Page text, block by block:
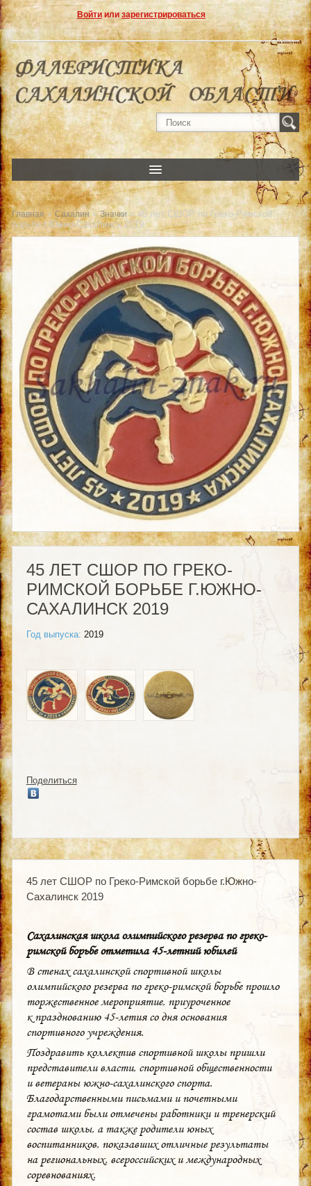
Войтиили зарегистрироваться
Главная » Сахалин»Значки » 45 лет СШОР по Греко-Римской
борьбе г.Южно-Сахалинск 2019
45 ЛЕТ СШОР ПО ГРЕКО-
РИМСКОЙ БОРЬБЕ Г.ЮЖНО-
САХАЛИНСК 2019
Год выпуска: 2019
Поделиться
45 лет СШОР по Греко-Римской борьбе г.Южно-
Сахалинск 2019
Сахалинская школа олимпийского резерва по греко-
римской борьбе отметила 45-летний юбилей
В стенах сахалинской спортивной школы
олимпийского резерва по греко-римской борьбе прошло
торжественное мероприятие, приуроченное
к празднованию 45-летия со дня основания
спортивного учреждения.
Поздравить коллектив спортивной школы пришли
представители власти, спортивной общественности
и ветераны южно-сахалинского спорта.
Благодарственными письмами и почетными
грамотами были отмечены работники и тренерский
состав школы, а также родители юных
воспитанников, показавших отличные результаты
на региональных, всероссийских и международных
соревнованиях.